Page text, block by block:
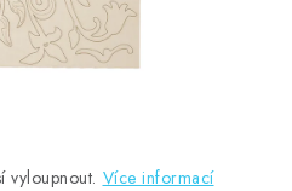
podmínky
Ověřování recenzí
vyloupnout. Více informací